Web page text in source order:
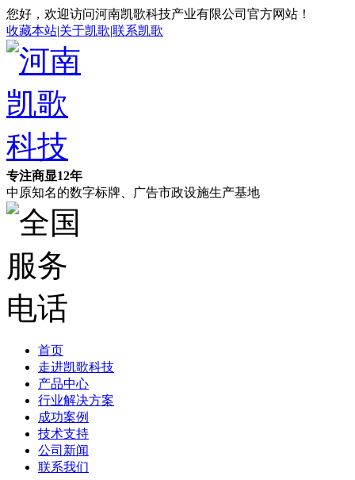
您好，欢迎访问河南凯歌科技产业有限公司官方网站！
收藏本站|关于凯歌|联系凯歌
专注商显12年
中原知名的数字标牌、广告市政设施生产基地
首页
走进凯歌科技
产品中心
行业解决方案
成功案例
技术支持
公司新闻
联系我们